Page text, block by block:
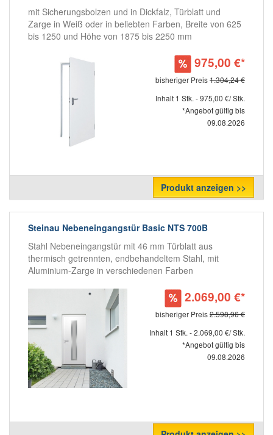
mit Sicherungsbolzen und in Dickfalz, Türblatt und
Zarge in Weiß oder in beliebten Farben, Breite von 625
bis 1250 und Höhe von 1875 bis 2250 mm
975,00 €*
bisheriger Preis1.304,24 €
Inhalt 1 Stk. - 975,00 €/ Stk.
*Angebot gültig bis
09.08.2026
Produkt anzeigen >>
Steinau Nebeneingangstür Basic NTS 700B
Stahl Nebeneingangstür mit 46 mm Türblatt aus
thermisch getrennten, endbehandeltem Stahl, mit
Aluminium-Zarge in verschiedenen Farben
2.069,00 €*
bisheriger Preis2.598,96 €
Inhalt 1 Stk. - 2.069,00 €/ Stk.
*Angebot gültig bis
09.08.2026